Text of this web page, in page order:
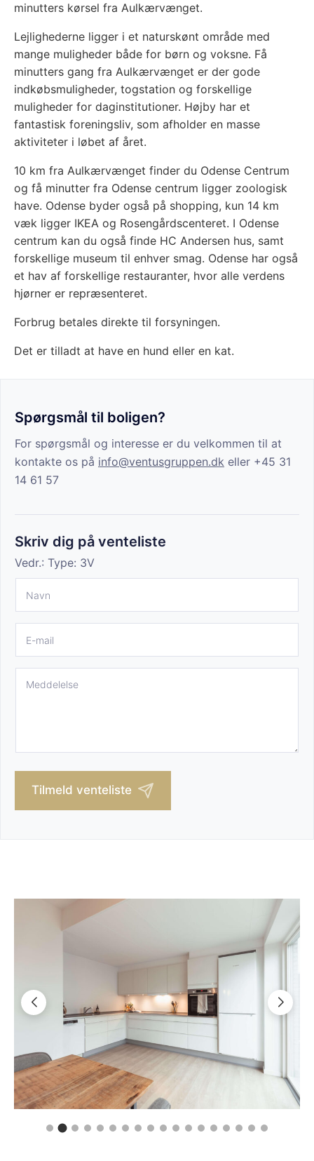
minutters kørsel fra Aulkærvænget.
Lejlighederne ligger i et naturskønt område med
mange muligheder både for børn og voksne. Få
minutters gang fra Aulkærvænget er der gode
indkøbsmuligheder, togstation og forskellige
muligheder for daginstitutioner. Højby har et
fantastisk foreningsliv, som afholder en masse
aktiviteter i løbet af året.
10 km fra Aulkærvænget finder du Odense Centrum
og få minutter fra Odense centrum ligger zoologisk
have. Odense byder også på shopping, kun 14 km
væk ligger IKEA og Rosengårdscenteret. I Odense
centrum kan du også finde HC Andersen hus, samt
forskellige museum til enhver smag. Odense har også
et hav af forskellige restauranter, hvor alle verdens
hjørner er repræsenteret.
Forbrug betales direkte til forsyningen.
Det er tilladt at have en hund eller en kat.
Spørgsmål til boligen?
For spørgsmål og interesse er du velkommen til at
kontakte os på info@ventusgruppen.dk eller +45 31
14 61 57
Skriv dig på venteliste
Vedr.: Type: 3V
v
n
m
a
e
Tilmeld venteliste